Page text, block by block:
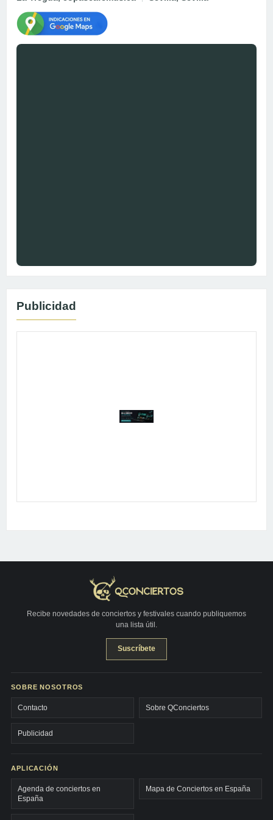
Publicidad
Publicidad
Recibe novedades de conciertos y festivales cuando publiquemos
una lista útil.
Suscríbete
SOBRE NOSOTROS
Contacto Sobre QConciertos
Publicidad
APLICACIÓN
Agenda de conciertos en
España
Mapa de Conciertos en España